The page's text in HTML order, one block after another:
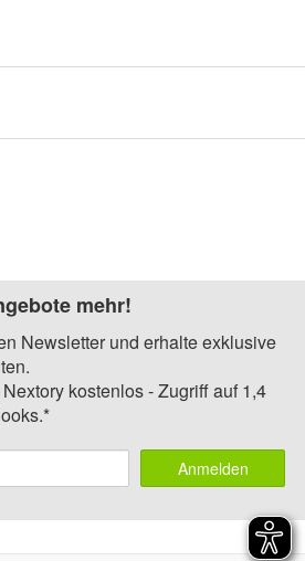
mehr!
Newsletter und erhalte exklusive
kostenlos - Zugriff auf 1,4
Anmelden